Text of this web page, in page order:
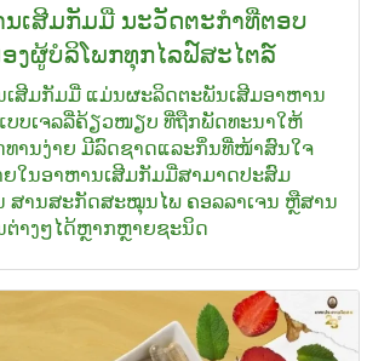
ເສີມກັມມີ່ ນະວັດຕະກຳທີ່ຕອບ
ຜູ້ບໍລິໂພກທຸກໄລຟ໌ສະໄຕລ໌
ເສີມກັມມີ່ ແມ່ນຜະລິດຕະພັນເສີມອາຫານ
ບບເຈລລີ່ຄ້ຽວໜຽບ ທີ່ຖືກພັດທະນາໃຫ້
ທານງ່າຍ ມີລົດຊາດແລະກິ່ນທີ່ໜ້າສົນໃຈ
ໃນອາຫານເສີມກັມມີ່ສາມາດປະສົມ
ສານສະກັດສະໝຸນໄພ ຄອລລາເຈນ ຫຼືສານ
ຕ່າງໆໄດ້ຫຼາກຫຼາຍຊະນິດ